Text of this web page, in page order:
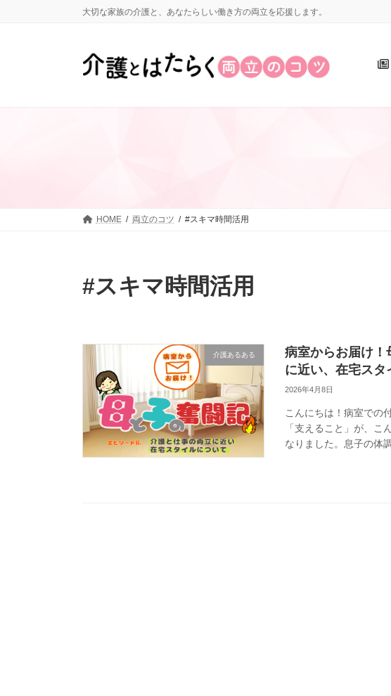
大切な家族の介護と、あなたらしい働き方の両立を応援します。
HOME 両立のコツ #スキマ時間活用
#スキマ時間活用
介護あるある
病室からお届け！
に近い、在宅スタ
2026年4月8日
こんにちは！病室での
「支えること」が、こ
なりました。息子の体